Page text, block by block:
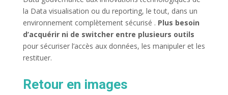
la Data visualisation ou du reporting, le tout, dans un
environnement complètement sécurisé . Plus besoin
d’acquérir ni de switcher entre plusieurs outils
pour sécuriser l’accès aux données, les manipuler et les
restituer.
Retour en images